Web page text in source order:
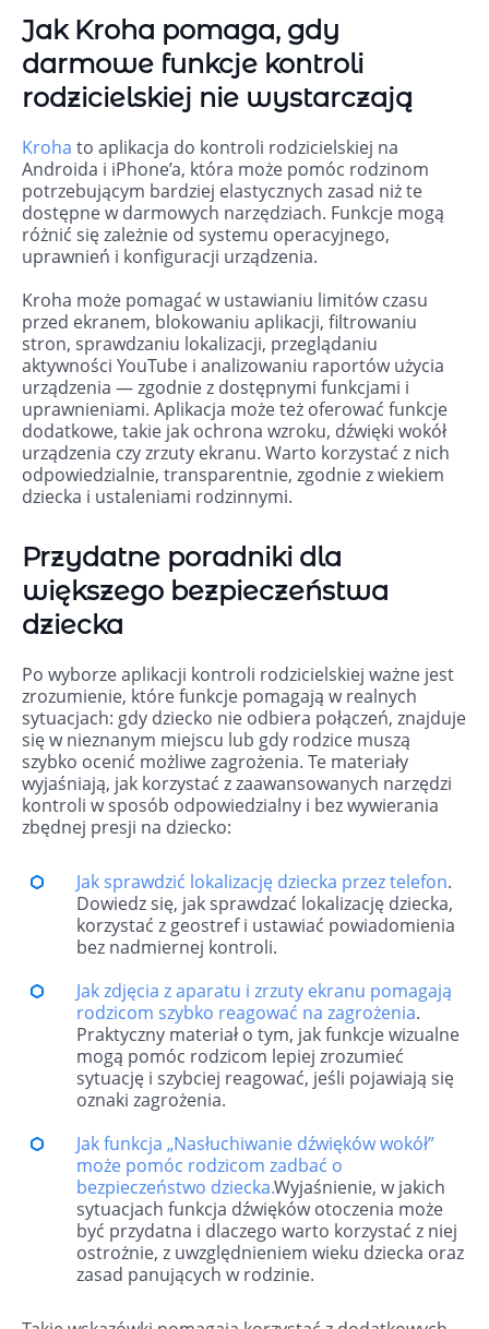
Jak Kroha pomaga, gdy
darmowe funkcje kontroli
rodzicielskiej nie wystarczają
Kroha to aplikacja do kontroli rodzicielskiej na
Androida i iPhone’a, która może pomóc rodzinom
potrzebującym bardziej elastycznych zasad niż te
dostępne w darmowych narzędziach. Funkcje mogą
różnić się zależnie od systemu operacyjnego,
uprawnień i konfiguracji urządzenia.
Kroha może pomagać w ustawianiu limitów czasu
przed ekranem, blokowaniu aplikacji, filtrowaniu
stron, sprawdzaniu lokalizacji, przeglądaniu
aktywności YouTube i analizowaniu raportów użycia
urządzenia — zgodnie z dostępnymi funkcjami i
uprawnieniami. Aplikacja może też oferować funkcje
dodatkowe, takie jak ochrona wzroku, dźwięki wokół
urządzenia czy zrzuty ekranu. Warto korzystać z nich
odpowiedzialnie, transparentnie, zgodnie z wiekiem
dziecka i ustaleniami rodzinnymi.
Przydatne poradniki dla
większego bezpieczeństwa
dziecka
Po wyborze aplikacji kontroli rodzicielskiej ważne jest
zrozumienie, które funkcje pomagają w realnych
sytuacjach: gdy dziecko nie odbiera połączeń, znajduje
się w nieznanym miejscu lub gdy rodzice muszą
szybko ocenić możliwe zagrożenia. Te materiały
wyjaśniają, jak korzystać z zaawansowanych narzędzi
kontroli w sposób odpowiedzialny i bez wywierania
zbędnej presji na dziecko:
Jak sprawdzić lokalizację dziecka przez telefon.
Dowiedz się, jak sprawdzać lokalizację dziecka,
korzystać z geostref i ustawiać powiadomienia
bez nadmiernej kontroli.
Jak zdjęcia z aparatu i zrzuty ekranu pomagają
rodzicom szybko reagować na zagrożenia.
Praktyczny materiał o tym, jak funkcje wizualne
mogą pomóc rodzicom lepiej zrozumieć
sytuację i szybciej reagować, jeśli pojawiają się
oznaki zagrożenia.
Jak funkcja „Nasłuchiwanie dźwięków wokół”
może pomóc rodzicom zadbać o
bezpieczeństwo dziecka.Wyjaśnienie, w jakich
sytuacjach funkcja dźwięków otoczenia może
być przydatna i dlaczego warto korzystać z niej
ostrożnie, z uwzględnieniem wieku dziecka oraz
zasad panujących w rodzinie.